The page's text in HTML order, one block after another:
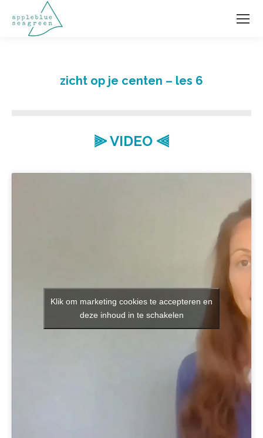
zicht op je centen – les 6
⫸ VIDEO ⫷
Klik om marketing cookies te accepteren en
deze inhoud in te schakelen